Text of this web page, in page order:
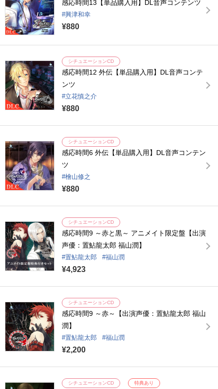
感応時間13【単品購入用】DL音声コンテンツ
興津和幸
¥880
シチュエーションCD
感応時間12 外伝【単品購入用】DL音声コンテ
ンツ
立花慎之介
¥880
シチュエーションCD
感応時間6 外伝【単品購入用】DL音声コンテン
ツ
檜山修之
¥880
シチュエーションCD
感応時間9 ～赤と黒～ アニメイト限定盤【出演
声優：置鮎龍太郎 福山潤】
置鮎龍太郎 福山潤
¥4,923
シチュエーションCD
感応時間9 ～赤～【出演声優：置鮎龍太郎 福山
潤】
置鮎龍太郎 福山潤
¥2,200
シチュエーションCD 特典あり